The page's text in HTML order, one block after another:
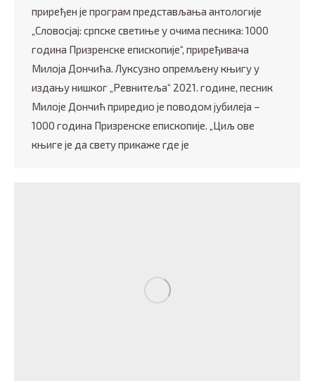
приређен је програм представљања антологије
„Словосјај: српске светиње у очима песника: 1000
година Призренске епископије“, приређивача
Милоја Дончића. Луксузно опремљену књигу у
издању нишког „Ревнитеља“ 2021. године, песник
Милоје Дончић приредио је поводом јубилеја –
1000 година Призренске епископије. „Циљ ове
књиге је да свету прикаже где је